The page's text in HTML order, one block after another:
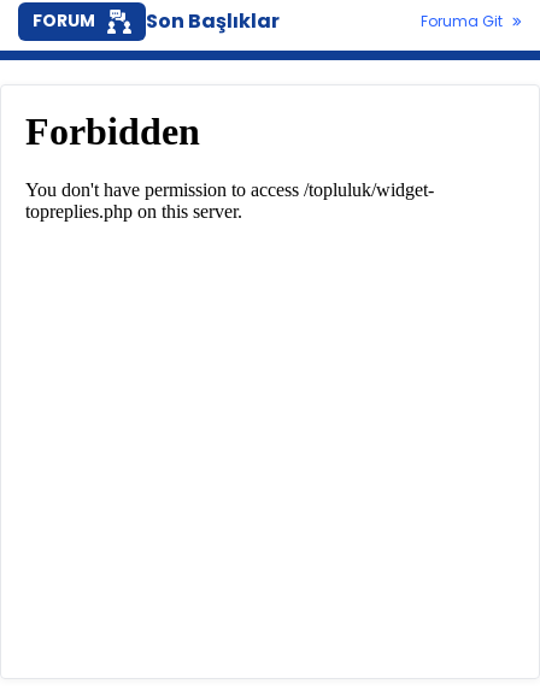
FORUM Son Başlıklar Foruma Git